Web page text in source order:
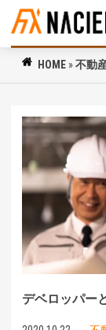
HOME »不動
デベロッパー